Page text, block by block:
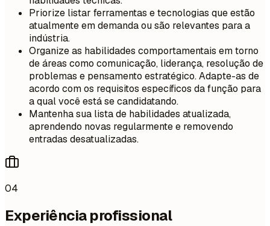
Priorize listar ferramentas e tecnologias que estão
atualmente em demanda ou são relevantes para a
indústria.
Organize as habilidades comportamentais em torno
de áreas como comunicação, liderança, resolução de
problemas e pensamento estratégico. Adapte-as de
acordo com os requisitos específicos da função para
a qual você está se candidatando.
Mantenha sua lista de habilidades atualizada,
aprendendo novas regularmente e removendo
entradas desatualizadas.
04
Experiência profissional